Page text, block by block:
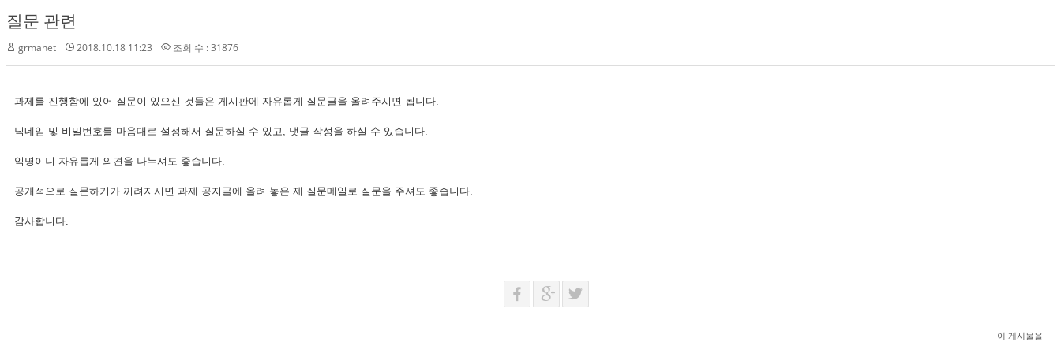
질문 관련
grmanet 2018.10.18 11:23 조회 수 : 31876
과제를 진행함에 있어 질문이 있으신 것들은 게시판에 자유롭게 질문글을 올려주시면 됩니다.
닉네임 및 비밀번호를 마음대로 설정해서 질문하실 수 있고, 댓글 작성을 하실 수 있습니다.
익명이니 자유롭게 의견을 나누셔도 좋습니다.
공개적으로 질문하기가 꺼려지시면 과제 공지글에 올려 놓은 제 질문메일로 질문을 주셔도 좋습니다.
감사합니다.
이 게시물을